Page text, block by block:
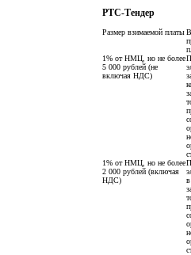
РТС-Тендер
Размер взимаемой платы
1% от НМЦ, но не более
5 000 рублей (не
включая НДС)
1% от НМЦ, но не более
2 000 рублей (включая
НДС)